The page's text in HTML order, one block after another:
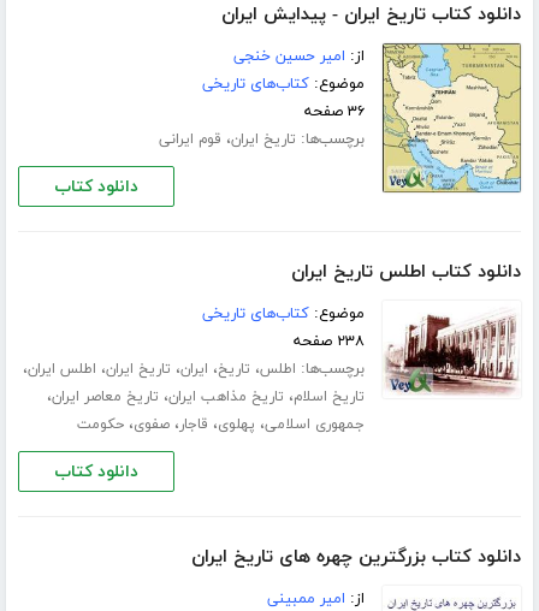
دانلود کتاب تاریخ ایران - پیدایش ایران
از: امیر حسین خنجی
موضوع:کتاب‌های تاریخی
۳۶ صفحه
برچسب‌ها: تاریخ ایران، قوم ایرانی
دانلود کتاب
دانلود کتاب اطلس تاریخ ایران
موضوع:کتاب‌های تاریخی
۲۳۸ صفحه
برچسب‌ها: اطلس، تاریخ، ایران، تاریخ ایران، اطلس ایران،
تاریخ اسلام، تاریخ مذاهب ایران، تاریخ معاصر ایران،
جمهوری اسلامی، پهلوی، قاجار،صفوی،حکومت
دانلود کتاب
دانلود کتاب بزرگترین چهره های تاریخ ایران
از: امیر ممبینی